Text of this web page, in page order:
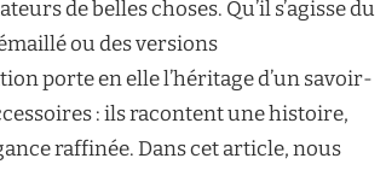
de belles choses. Qu’il s’agisse du
ou des versions
porte en elle l’héritage d’un savoir-
: ils racontent une histoire,
raffinée. Dans cet article, nous